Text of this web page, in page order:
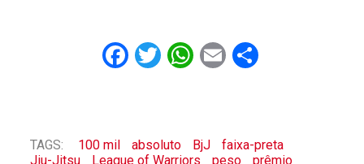
Facebook
Twitter
WhatsApp
EmailShare
TAGS: 100 mil absoluto BjJ
faixa-preta
Jiu-Jitsu
League of Warriors peso
prêmio